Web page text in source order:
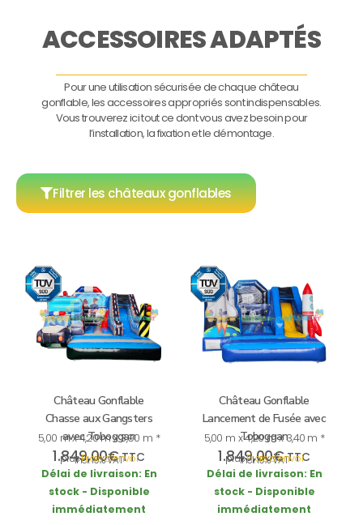
ACCESSOIRES ADAPTÉS
Pour une utilisation sécurisée de chaque château
gonflable, les accessoires appropriés sont indispensables.
Vous trouverez ici tout ce dont vous avez besoin pour
l’installation, la fixation et le démontage.
Filtrer les châteaux gonflables
Château Gonflable
Chasse aux Gangsters
avec Toboggan
5,00 m x 4,20 m x 3,90 m *
1.849,00€TTC
incl. 19% VAT
plusFrais d’envoi
Délai de livraison: En
stock - Disponible
immédiatement
Château Gonflable
Lancement de Fusée avec
Toboggan
5,00 m x 4,20 m x 3,40 m *
1.849,00€TTC
incl. 19% VAT
plusFrais d’envoi
Délai de livraison: En
stock - Disponible
immédiatement